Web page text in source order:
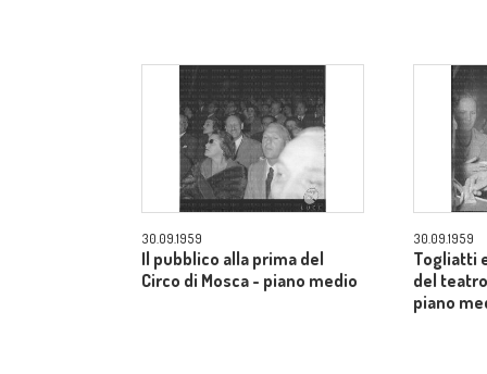
30.09.1959
Il pubblico alla prima del
Circo di Mosca - piano medio
30.09.1959
Togliatti
del
piano